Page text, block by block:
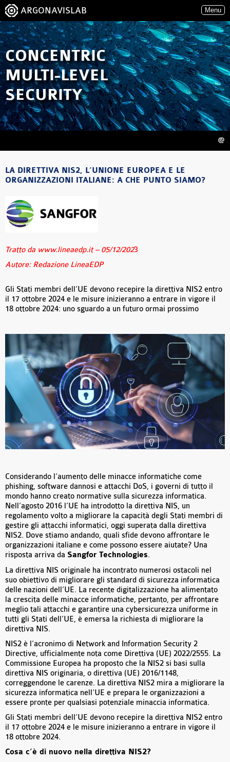
ARGONAVISLAB Menu
CONCENTRIC
MULTI-LEVEL
SECURITY
@
LA DIRETTIVA NIS2, L’UNIONE EUROPEA E LE
ORGANIZZAZIONI ITALIANE: A CHE PUNTO SIAMO?
Tratto da www.lineaedp.it – 05/12/2023
Autore: Redazione LineaEDP
Gli Stati membri dell’UE devono recepire la direttiva NIS2 entro
il 17 ottobre 2024 e le misure inizieranno a entrare in vigore il
18 ottobre 2024: uno sguardo a un futuro ormai prossimo
Considerando l’aumento delle minacce informatiche come
phishing, software dannosi e attacchi DoS, i governi di tutto il
mondo hanno creato normative sulla sicurezza informatica.
Nell’agosto 2016 l’UE ha introdotto la direttiva NIS, un
regolamento volto a migliorare la capacità degli Stati membri di
gestire gli attacchi informatici, oggi superata dalla direttiva
NIS2. Dove stiamo andando, quali sfide devono affrontare le
organizzazioni italiane e come possono essere aiutate? Una
risposta arriva da Sangfor Technologies.
La direttiva NIS originale ha incontrato numerosi ostacoli nel
suo obiettivo di migliorare gli standard di sicurezza informatica
delle nazioni dell’UE. La recente digitalizzazione ha alimentato
la crescita delle minacce informatiche, pertanto, per affrontare
meglio tali attacchi e garantire una cybersicurezza uniforme in
tutti gli Stati dell’UE, è emersa la richiesta di migliorare la
direttiva NIS.
NIS2 è l’acronimo di Network and Information Security 2
Directive, ufficialmente nota come Direttiva (UE) 2022/2555. La
Commissione Europea ha proposto che la NIS2 si basi sulla
direttiva NIS originaria, o direttiva (UE) 2016/1148,
correggendone le carenze. La direttiva NIS2 mira a migliorare la
sicurezza informatica nell’UE e prepara le organizzazioni a
essere pronte per qualsiasi potenziale minaccia informatica.
Gli Stati membri dell’UE devono recepire la direttiva NIS2 entro
il 17 ottobre 2024 e le misure inizieranno a entrare in vigore il
18 ottobre 2024.
Cosa c’è di nuovo nella direttiva NIS2?